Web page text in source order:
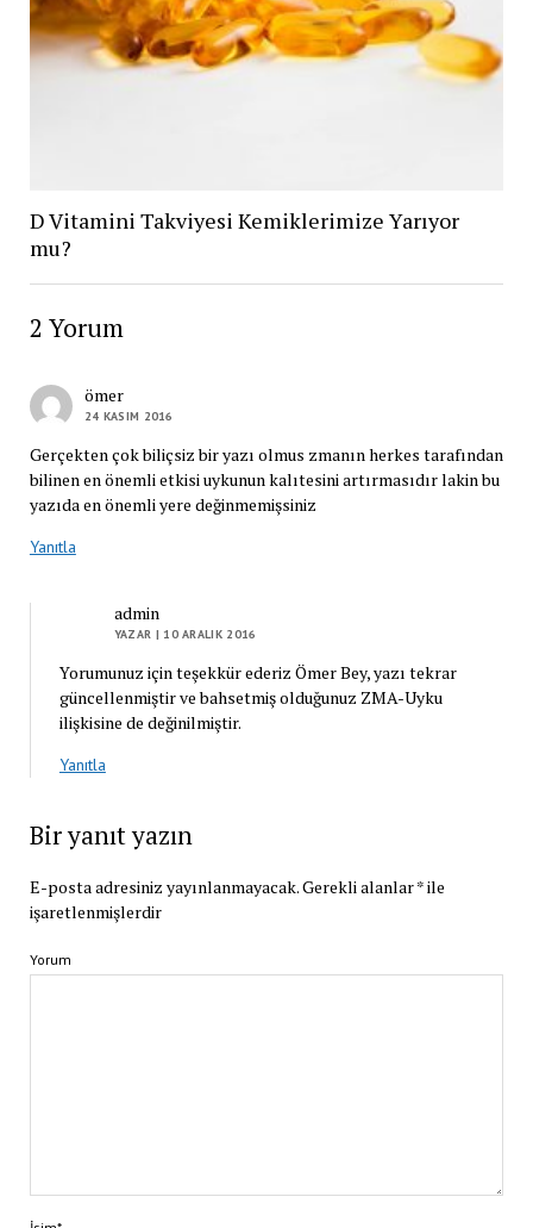
D Vitamini Takviyesi Kemiklerimize Yarıyor
mu?
2 Yorum
ömer
24 KASIM 2016
Gerçekten çok biliçsiz bir yazı olmus zmanın herkes tarafından
bilinen en önemli etkisi uykunun kalıtesini artırmasıdır lakin bu
yazıda en önemli yere değinmemişsiniz
Yanıtla
admin
YAZAR | 10 ARALIK 2016
Yorumunuz için teşekkür ederiz Ömer Bey, yazı tekrar
güncellenmiştir ve bahsetmiş olduğunuz ZMA-Uyku
ilişkisine de değinilmiştir.
Yanıtla
Bir yanıt yazın
E-posta adresiniz yayınlanmayacak.Gerekli alanlar*ile
işaretlenmişlerdir
Yorum